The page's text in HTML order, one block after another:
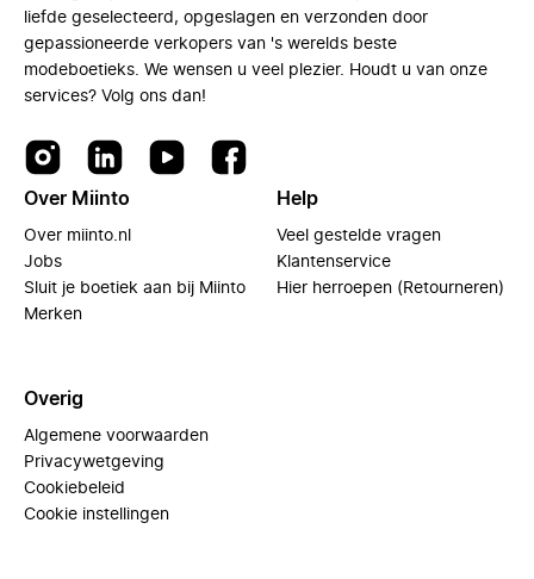
liefde geselecteerd, opgeslagen en verzonden door
gepassioneerde verkopers van 's werelds beste
modeboetieks. We wensen u veel plezier. Houdt u van onze
services? Volg ons dan!
Over Miinto
Over miinto.nl
Jobs
Sluit je boetiek aan bij Miinto
Merken
Help
Veel gestelde vragen
Klantenservice
Hier herroepen (Retourneren)
Overig
Algemene voorwaarden
Privacywetgeving
Cookiebeleid
Cookie instellingen